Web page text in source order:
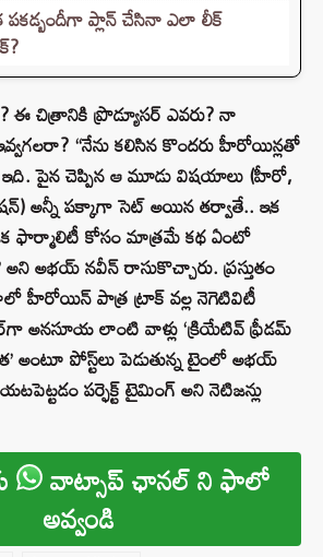
పకడ్బందీగా ప్లాన్ చేసినా ఎలా లీక్
చిత్రానికి ప్రొడ్యూసర్ ఎవరు? నా
“నేను కలిసిన కొందరు హీరోయిన్లతో
పైన చెప్పిన ఆ మూడు విషయాలు (హీరో,
అన్నీ పక్కాగా సెట్ అయిన తర్వాతే.. ఇక
ఒక ఫార్మాలిటీ కోసం మాత్రమే కథ ఏంటో
అని అభయ్ నవీన్ రాసుకొచ్చారు. ప్రస్తుతం
హీరోయిన్ పాత్ర ట్రాక్ వల్ల నెగెటివిటీ
అనసూయ లాంటి వాళ్లు ‘క్రియేటివ్ ఫ్రీడమ్
అంటూ పోస్ట్‌లు పెడుతున్న టైంలో అభయ్
పర్ఫెక్ట్ టైమింగ్ అని నెటిజన్లు
వాట్సాప్ ఛానల్ ని ఫాలో
అవ్వండి